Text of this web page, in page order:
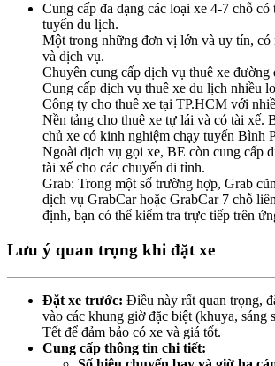
Cung cấp đa dạng các loại xe 4-7 chỗ có
tuyến du lịch.
Một trong những đơn vị lớn và uy tín, có
và dịch vụ.
Chuyên cung cấp dịch vụ thuê xe đường
Cung cấp dịch vụ thuê xe du lịch nhiều
Công ty cho thuê xe tại TP.HCM với
Nền tảng cho thuê xe tự lái và có tài xế.
chủ xe có kinh nghiệm chạy tuyến Bình
Ngoài dịch vụ gọi xe, BE còn cung cấp
tài xế cho các chuyến đi tỉnh.
Grab: Trong một số trường hợp, Grab
dịch vụ GrabCar hoặc GrabCar 7 chỗ
định, bạn có thể kiểm tra trực tiếp trên
Lưu ý quan trọng khi đặt xe
Đặt xe trước: Điều này rất quan trọng,
vào các khung giờ đặc biệt (khuya, sáng
Tết để đảm bảo có xe và giá tốt.
Cung cấp thông tin chi tiết: